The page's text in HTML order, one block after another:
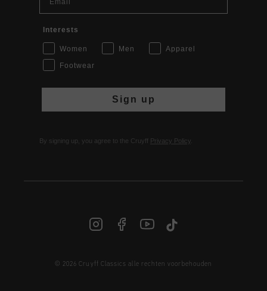
NL | € EUR
Interests
Women Men
Apparel
Footwear
Sign up
By signing up, you agree to the Cruyff Privacy Policy
© 2026 Cruyff Classics alle rechten voorbehouden